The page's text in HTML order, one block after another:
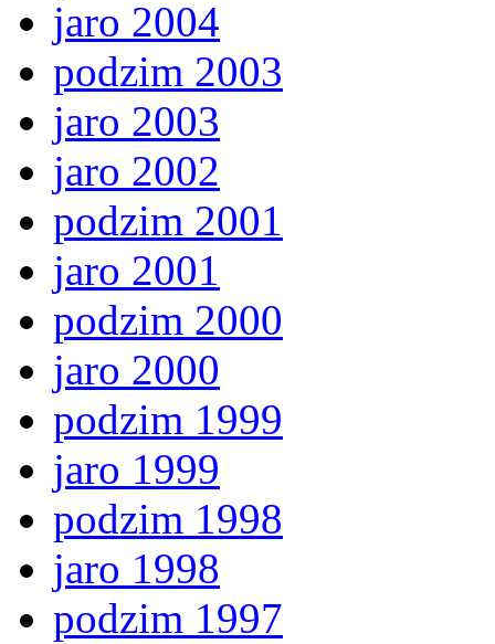
jaro 2004
podzim 2003
jaro 2003
jaro 2002
podzim 2001
jaro 2001
podzim 2000
jaro 2000
podzim 1999
jaro 1999
podzim 1998
jaro 1998
podzim 1997